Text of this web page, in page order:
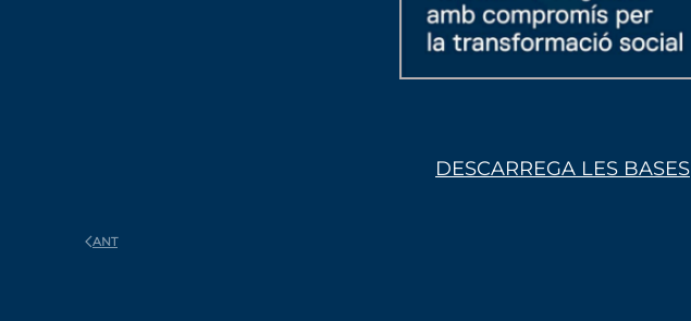
DESCARREGA LES BASES
ANT